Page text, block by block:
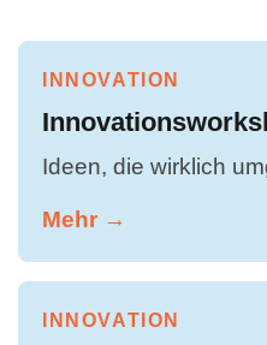
INNOVATION
Ideen, die wirklich
Mehr →
INNOVATION